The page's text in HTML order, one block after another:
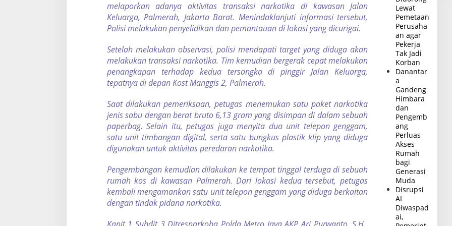
o
b
a
d
J
a
r
a
B
a
a
t
melaporkan adanya aktivitas transaksi narkotika di kawasan Jalan
Keluarga, Palmerah, Jakarta Barat. Menindaklanjuti informasi tersebut,
Polisi melakukan penyelidikan dan pemantauan di lokasi yang dicurigai.
Setelah melakukan observasi, polisi mendapati target yang diduga akan
melakukan transaksi narkotika. Tim kemudian bergerak cepat melakukan
penangkapan terhadap kedua tersangka di pinggir Jalan Keluarga,
tepatnya di depan Kost Manggis 2, Palmerah.
Saat dilakukan pemeriksaan, petugas menemukan satu paket narkotika
jenis sabu dengan berat bruto 6,13 gram yang disimpan di dalam sebuah
paperbag. Selain itu, petugas juga menyita dua unit telepon genggam,
satu unit timbangan digital, serta satu bungkus plastik klip yang diduga
digunakan untuk aktivitas peredaran narkotika.
Pengembangan kemudian dilakukan ke tempat tinggal terduga di sebuah
rumah kos di kawasan Palmerah. Dari lokasi kedua tersebut, petugas
kembali mengamankan satu unit telepon genggam yang diduga berkaitan
dengan tindak pidana narkotika.
Lewat
Pemetaan
Perusaha
an agar
Pekerja
Tak Jadi
Korban
Danantar
a
Gandeng
Himbara
dan
Pengemb
ang
Perluas
Akses
Rumah
bagi
Generasi
Muda
Disrupsi
AI
Diwaspad
ai,